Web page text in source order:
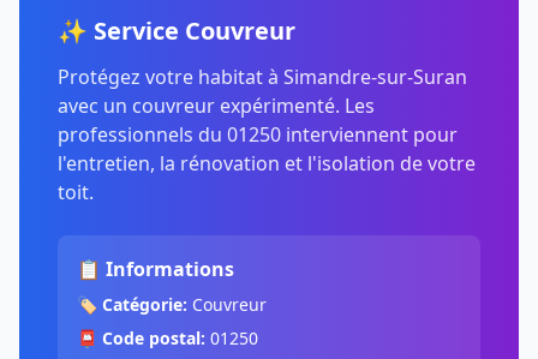
✨ Service Couvreur
Protégez votre habitat à Simandre-sur-Suran
avec un couvreur expérimenté. Les
professionnels du 01250 interviennent pour
l'entretien, la rénovation et l'isolation de votre
toit.
📋 Informations
🏷️ Catégorie: Couvreur
📮 Code postal: 01250